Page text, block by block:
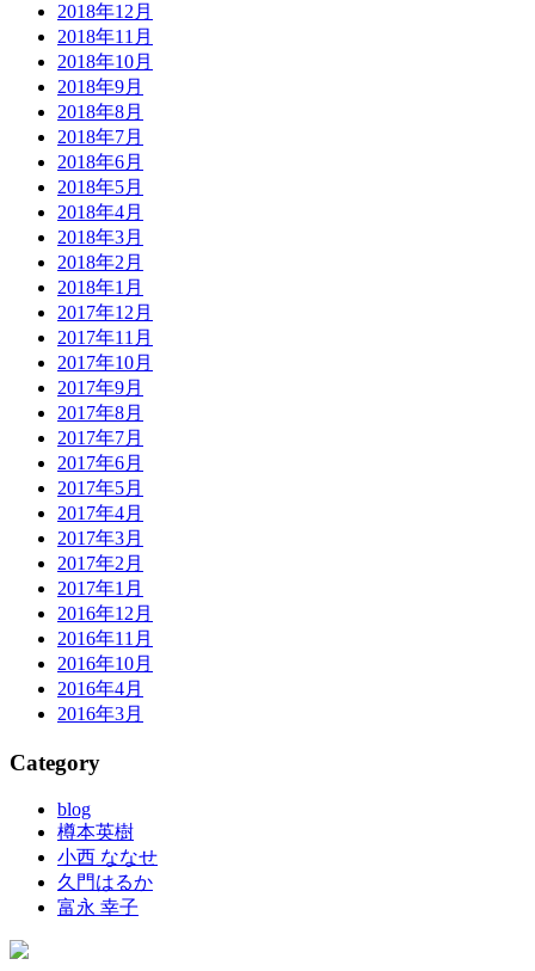
2018年12月
2018年11月
2018年10月
2018年9月
2018年8月
2018年7月
2018年6月
2018年5月
2018年4月
2018年3月
2018年2月
2018年1月
2017年12月
2017年11月
2017年10月
2017年9月
2017年8月
2017年7月
2017年6月
2017年5月
2017年4月
2017年3月
2017年2月
2017年1月
2016年12月
2016年11月
2016年10月
2016年4月
2016年3月
Category
blog
樽本英樹
小西 ななせ
久門はるか
富永 幸子